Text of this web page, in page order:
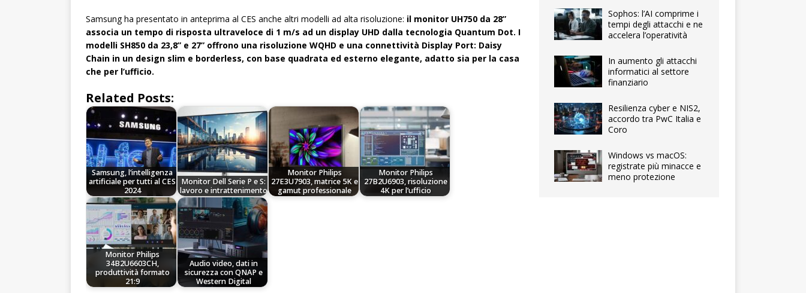
Samsung ha presentato in anteprima al CES anche altri modelli ad alta risoluzione: il monitor UH750 da 28”
associa un tempo di risposta ultraveloce di 1 m/s ad un display UHD dalla tecnologia Quantum Dot. I
modelli SH850 da 23,8” e 27” offrono una risoluzione WQHD e una connettività Display Port: Daisy
Chain in un design slim e borderless, con base quadrata ed esterno elegante, adatto sia per la casa
che per l’ufficio.
Related Posts:
Samsung, l’intelligenza
artificiale per tutti al CES
2024
Monitor Dell Serie P e S:
lavoro e intrattenimento
Monitor Philips
27E3U7903, matrice 5K e
gamut professionale
Monitor Philips
27B2U6903, risoluzione
4K per l’ufficio
Monitor Philips
34B2U6603CH,
produttività formato
21:9
Audio video, dati in
sicurezza con QNAP e
Western Digital
Sophos: l’AI comprime i
tempi degli attacchi e ne
accelera l’operatività
In aumento gli attacchi
informatici al settore
finanziario
Resilienza cyber e NIS2,
accordo tra PwC Italia e
Coro
Windows vs macOS:
registrate più minacce e
meno protezione